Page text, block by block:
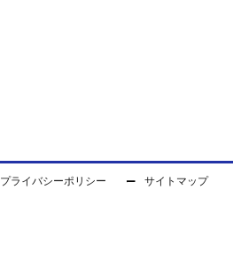
プライバシーポリシー サイトマップ